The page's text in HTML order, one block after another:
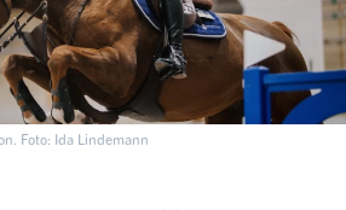
Foto: Ida Lindemann